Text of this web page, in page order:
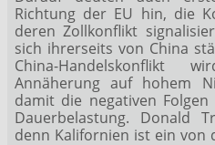
Richtung der EU hin, die
deren Zollkonflikt
sich ihrerseits von China
China-
Annäherung auf hohem
damit die negativen
Dauerbelastung. Donald
denn Kalifornien ist ein von